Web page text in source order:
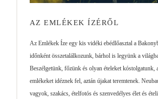
AZ EMLÉKEK ÍZÉRŐL
Az Emlékek Íze egy kis vidéki ebédlőasztal a
időnként összetalálkozunk, bárhol is legyünk a
Beszélgetünk, főzünk és olyan ételeket kóstolgatunk,
emlékeket idéznek fel, aztán újakat teremtenek.
vagyok, szakács, ételfotós és szenvedélyes élet és